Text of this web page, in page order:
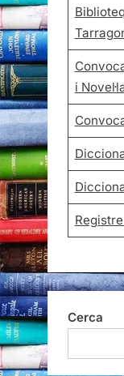
i
Cerca